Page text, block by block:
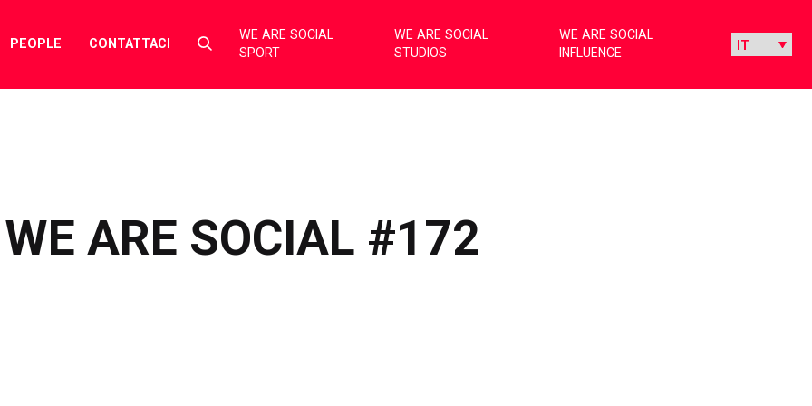
PEOPLE CONTATTACI
Select
toggle
WE ARE SOCIAL
SPORT
WE ARE SOCIAL
STUDIOS
WE ARE SOCIAL
INFLUENCE
ARE SOCIAL #172